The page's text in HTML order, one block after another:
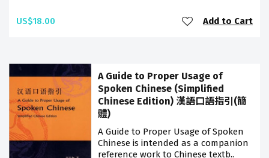
US$18.00 Add to Cart
A Guide to Proper Usage of
Spoken Chinese (Simplified
Chinese Edition) 漢語口語指引(簡
體)
A Guide to Proper Usage of Spoken
Chinese is intended as a companion
reference work to Chinese textb..